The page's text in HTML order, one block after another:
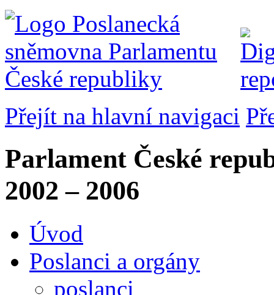
Přejít na hlavní navigaci
Parlament České
2002 – 2006
Úvod
Poslanci a orgány
poslanci